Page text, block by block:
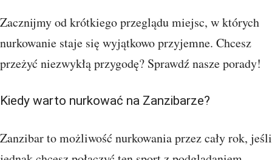
Zacznijmy od krótkiego przeglądu miejsc, w których
nurkowanie staje się wyjątkowo przyjemne. Chcesz
przeżyć niezwykłą przygodę? Sprawdź nasze porady!
Kiedy warto nurkować na Zanzibarze?
Zanzibar to możliwość nurkowania przez cały rok, jeśli